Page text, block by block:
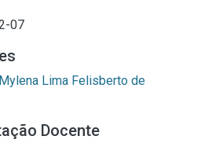
07
Lima Felisberto de
Docente